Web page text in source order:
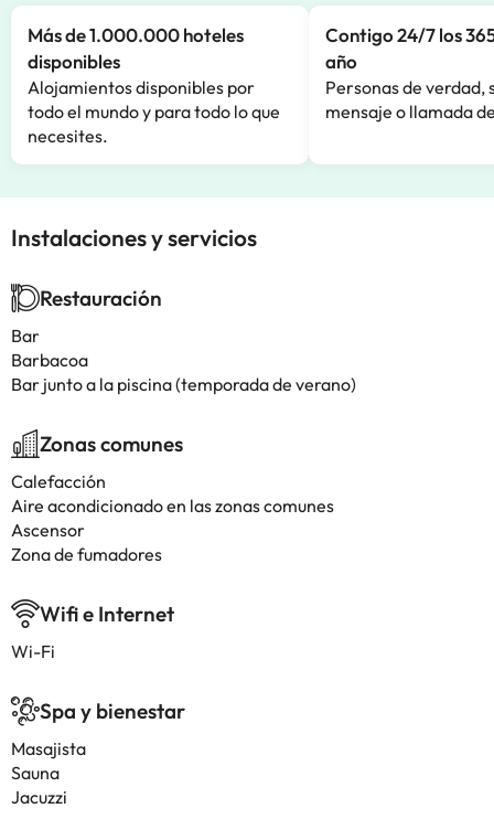
Más de 1.000.000 hoteles
disponibles
Alojamientos disponibles por
todo el mundo y para todo lo que
necesites.
Contigo 24/7 los
año
Personas de verdad,
mensaje o llamada
Instalaciones y servicios
Restauración
Bar
Barbacoa
Bar junto a la piscina (temporada de verano)
Zonas comunes
Calefacción
Aire acondicionado en las zonas comunes
Ascensor
Zona de fumadores
Wifi e Internet
Wi-Fi
Spa y bienestar
Masajista
Sauna
Jacuzzi